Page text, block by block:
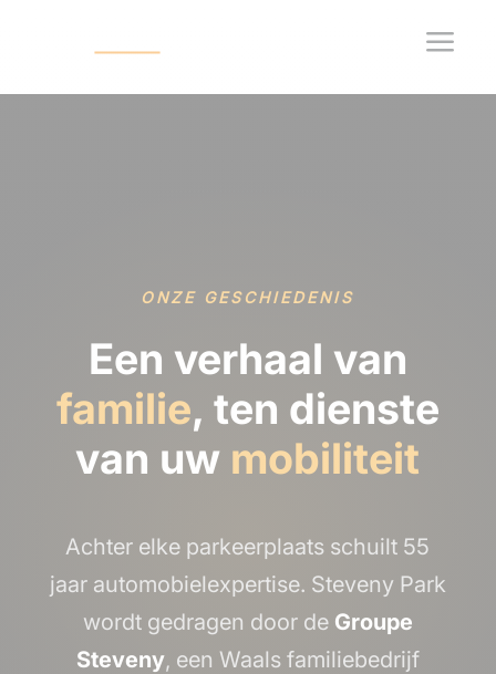
a
ONZE GESCHIEDENIS
Een verhaal van
familie, ten dienste
van uw mobiliteit
Achter elke parkeerplaats schuilt 55
jaar automobielexpertise. Steveny Park
wordt gedragen door de Groupe
Steveny, een Waals familiebedrijf